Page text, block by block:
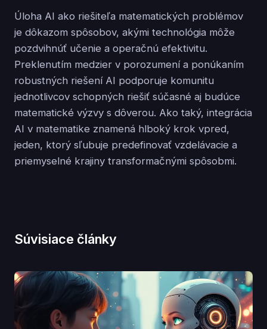
Úloha AI ako riešiteľa matematických problémov
je dôkazom spôsobov, akými technológia môže
pozdvihnúť učenie a operačnú efektivitu.
Preklenutím medzier v porozumení a ponúkaním
robustných riešení AI podporuje komunitu
jednotlivcov schopných riešiť súčasné aj budúce
matematické výzvy s dôverou. Ako taký, integrácia
AI v matematike znamená hlboký krok vpred,
jeden, ktorý sľubuje predefinovať vzdelávacie a
priemyselné krajiny transformačnými spôsobmi.
Súvisiace články